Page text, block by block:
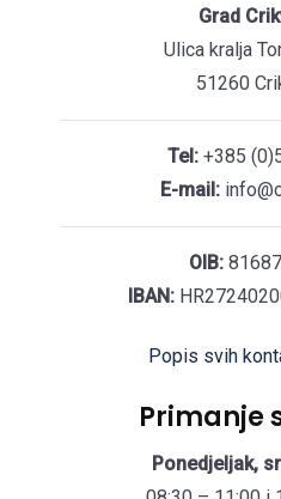
Grad
Ulica kralja
51260
Tel:+385
E-mail:
OIB:
IBAN:
Popis svih
Primanje
Ponedjeljak,